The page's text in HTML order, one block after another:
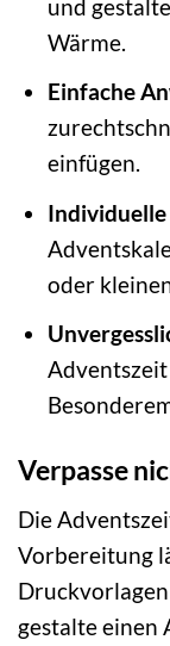
und
Wärme.
Einfache
einfügen.
oder
Verpasse
Die
Vorbereitung
gestalte einen